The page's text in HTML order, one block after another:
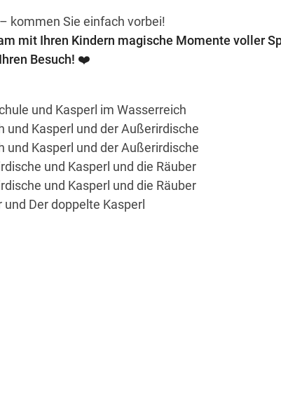
kommen Sie einfach vorbei!
mit Ihren Kindern magische Momente voller
Besuch! ❤️
und Kasperl im Wasserreich
und Kasperl und der Außerirdische
und Kasperl und der Außerirdische
und Kasperl und die Räuber
und Kasperl und die Räuber
Der doppelte Kasperl